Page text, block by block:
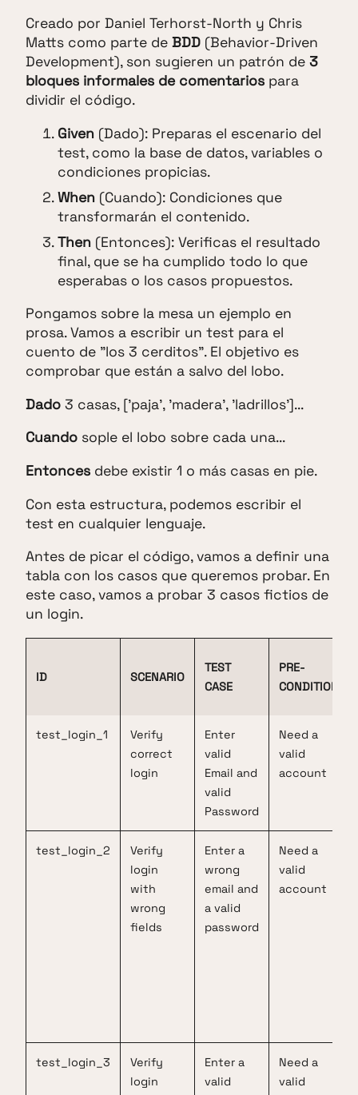
Creado por Daniel Terhorst-North y Chris
Matts como parte de BDD (Behavior-Driven
Development), son sugieren un patrón de 3
bloques informales de comentarios para
dividir el código.
Given (Dado): Preparas el escenario del
test, como la base de datos, variables o
condiciones propicias.
When (Cuando): Condiciones que
transformarán el contenido.
Then (Entonces): Verificas el resultado
final, que se ha cumplido todo lo que
esperabas o los casos propuestos.
Pongamos sobre la mesa un ejemplo en
prosa. Vamos a escribir un test para el
cuento de "los 3 cerditos". El objetivo es
comprobar que están a salvo del lobo.
Dado 3 casas, ['paja', 'madera', 'ladrillos']...
Cuando sople el lobo sobre cada una...
Entonces debe existir 1 o más casas en pie.
Con esta estructura, podemos escribir el
test en cualquier lenguaje.
Antes de picar el código, vamos a definir una
tabla con los casos que queremos probar. En
este caso, vamos a probar 3 casos fictios de
un login.
ID SCENARIO
TEST
CASE
PRE-
CONDITION
test_login_1
Verify
correct
login
Enter
valid
Email and
valid
Password
Need a
valid
account
test_login_2
Verify
login
with
wrong
fields
Enter a
wrong
email and
a valid
password
Need a
valid
account
test_login_3
Verify
login
Enter a
valid
Need a
valid